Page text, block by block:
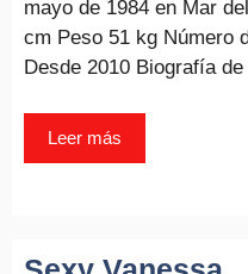
mayo de 1984 en Mar
cm Peso 51 kg Número
Desde 2010 Biografía
Leer más